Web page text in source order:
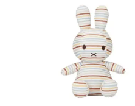
Oorspronkelijke
prijs
was:
€19,99.
Huidige
prijs
is:
€15,79.